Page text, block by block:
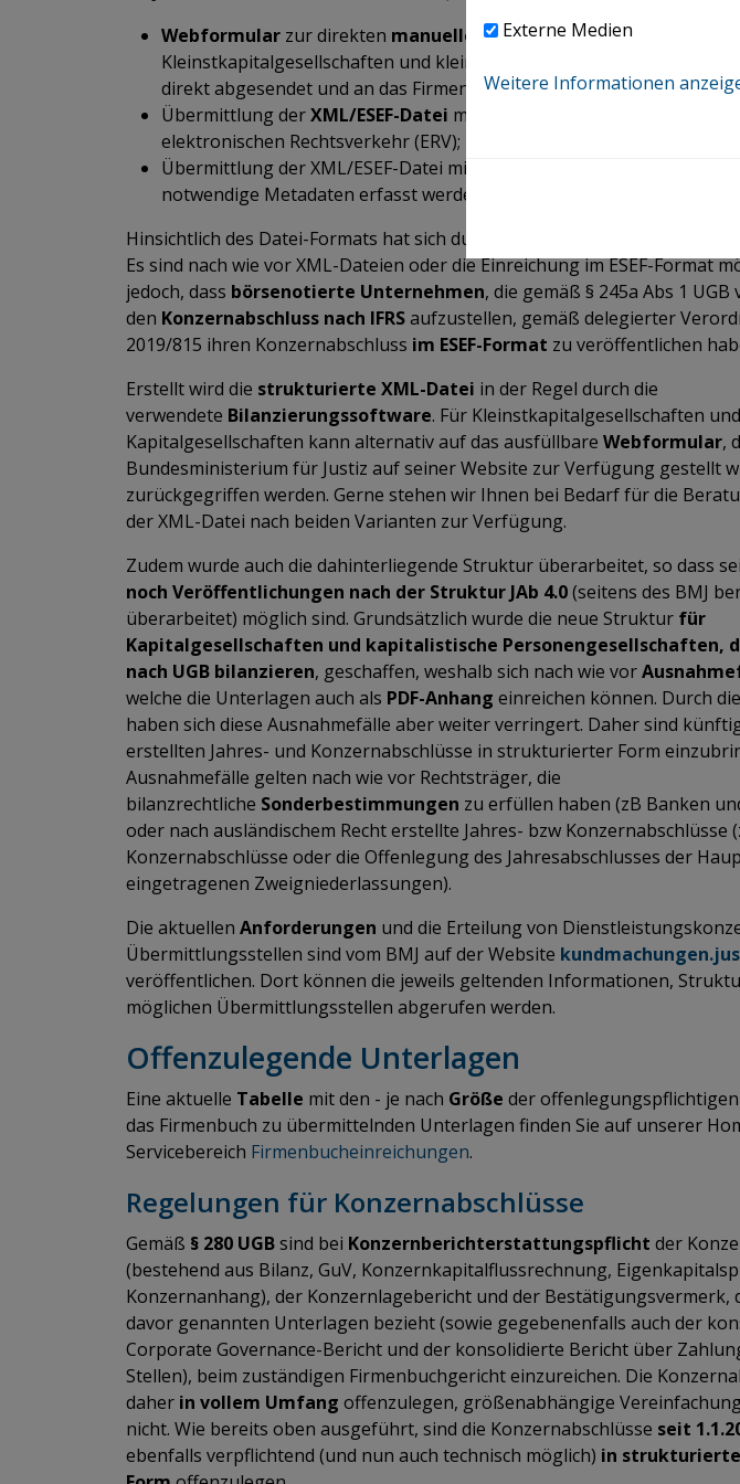
Webformular zur direkten manuellen Eingabeaufjustizonline.gv.at
Kleinstkapitalgesellschaften und kleine Kapitalgesellschaften; dort
direkt abgesendet und an das Firmenbuch übermittelt werden;
Übermittlung derXML/ESEF-Datei mit Hilfe einer
elektronischen Rechtsverkehr (ERV);
Übermittlung der XML/ESEF-Datei mittels eines eigenen
notwendige Metadaten erfasst werden müssen) auf
Hinsichtlich des Datei-Formats hat sich durch die
Es sind nach wie vor XML-Dateien oder die Einreichung im ESEF-Format
jedoch, dass börsenotierte Unternehmen, die gemäß § 245a Abs 1
den Konzernabschluss nach IFRSaufzustellen, gemäß delegierter
2019/815 ihren Konzernabschluss im ESEF-Format zu veröffentlichen
Erstellt wird die strukturierte XML-Datei in der Regel durch die
verwendete Bilanzierungssoftware. Für Kleinstkapitalgesellschaften
Kapitalgesellschaften kann alternativ auf das ausfüllbare Webformular,
Bundesministerium für Justiz auf seiner Website zur Verfügung gestellt
zurückgegriffen werden. Gerne stehen wir Ihnen bei Bedarf für die
der XML-Datei nach beiden Varianten zur Verfügung.
Zudem wurde auch die dahinterliegende Struktur überarbeitet, so dass
noch Veröffentlichungen nach der Struktur JAb 4.0(seitens des BMJ
überarbeitet) möglich sind. Grundsätzlich wurde die neue Struktur für
Kapitalgesellschaften und kapitalistische Personengesellschaften,
nach UGB bilanzieren, geschaffen, weshalb sich nach wie vor
welche die Unterlagen auch als PDF-Anhang einreichen können. Durch
haben sich diese Ausnahmefälle aber weiter verringert. Daher sind
erstellten Jahres- und Konzernabschlüsse in strukturierter Form
Ausnahmefälle gelten nach wie vor Rechtsträger, die
bilanzrechtliche Sonderbestimmungen zu erfüllen haben (zB Banken
oder nach ausländischem Recht erstellte Jahres- bzw Konzernabschlüsse
Konzernabschlüsse oder die Offenlegung des Jahresabschlusses der
eingetragenen Zweigniederlassungen).
Die aktuellen Anforderungen und die Erteilung von
Übermittlungsstellen sind vom BMJ auf der Website
veröffentlichen. Dort können die jeweils geltenden Informationen,
möglichen Übermittlungsstellen abgerufen werden.
Offenzulegende Unterlagen
Eine aktuelle Tabelle mit den - je nach Größe der
das Firmenbuch zu übermittelnden Unterlagen finden Sie auf unserer
Servicebereich Firmenbucheinreichungen.
Regelungen für Konzernabschlüsse
Gemäß § 280 UGBsind bei Konzernberichterstattungspflicht der
(bestehend aus Bilanz, GuV, Konzernkapitalflussrechnung,
Konzernanhang), der Konzernlagebericht und der Bestätigungsvermerk,
davor genannten Unterlagen bezieht (sowie gegebenenfalls auch der
Corporate Governance-Bericht und der konsolidierte Bericht über
Stellen), beim zuständigen Firmenbuchgericht einzureichen. Die
daher in vollem Umfang offenzulegen, größenabhängige
nicht. Wie bereits oben ausgeführt, sind die Konzernabschlüsse seit
ebenfalls verpflichtend (und nun auch technisch möglich) in
Externe Medien
Weitere Informationen